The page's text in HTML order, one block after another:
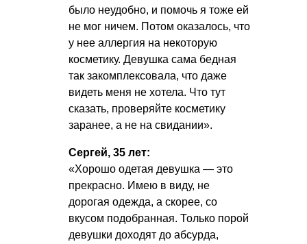
было неудобно, и помочь я тоже ей
не мог ничем. Потом оказалось, что
у нее аллергия на некоторую
косметику. Девушка сама бедная
так закомплексовала, что даже
видеть меня не хотела. Что тут
сказать, проверяйте косметику
заранее, а не на свидании».
Сергей, 35 лет:
«Хорошо одетая девушка — это
прекрасно. Имею в виду, не
дорогая одежда, а скорее, со
вкусом подобранная. Только порой
девушки доходят до абсурда,